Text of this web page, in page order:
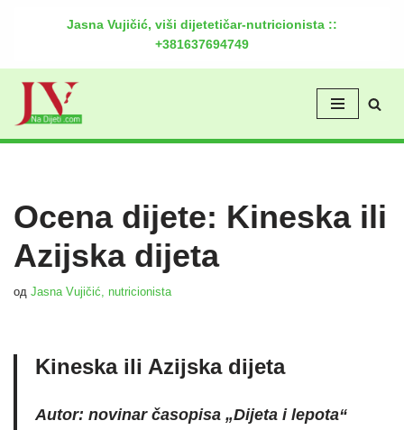
Jasna Vujičić, viši dijetetičar-nutricionista ::
+381637694749
Ocena dijete: Kineska ili
Azijska dijeta
од Jasna Vujičić, nutricionista
Kineska ili Azijska dijeta
Autor: novinar časopisa „Dijeta i lepota“